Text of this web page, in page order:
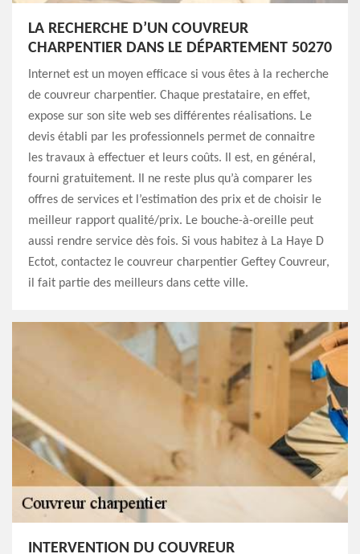
LA RECHERCHE D’UN COUVREUR
CHARPENTIER DANS LE DÉPARTEMENT 50270
Internet est un moyen efficace si vous êtes à la recherche
de couvreur charpentier. Chaque prestataire, en effet,
expose sur son site web ses différentes réalisations. Le
devis établi par les professionnels permet de connaitre
les travaux à effectuer et leurs coûts. Il est, en général,
fourni gratuitement. Il ne reste plus qu’à comparer les
offres de services et l’estimation des prix et de choisir le
meilleur rapport qualité/prix. Le bouche-à-oreille peut
aussi rendre service dès fois. Si vous habitez à La Haye D
Ectot, contactez le couvreur charpentier Geftey Couvreur,
il fait partie des meilleurs dans cette ville.
INTERVENTION DU COUVREUR